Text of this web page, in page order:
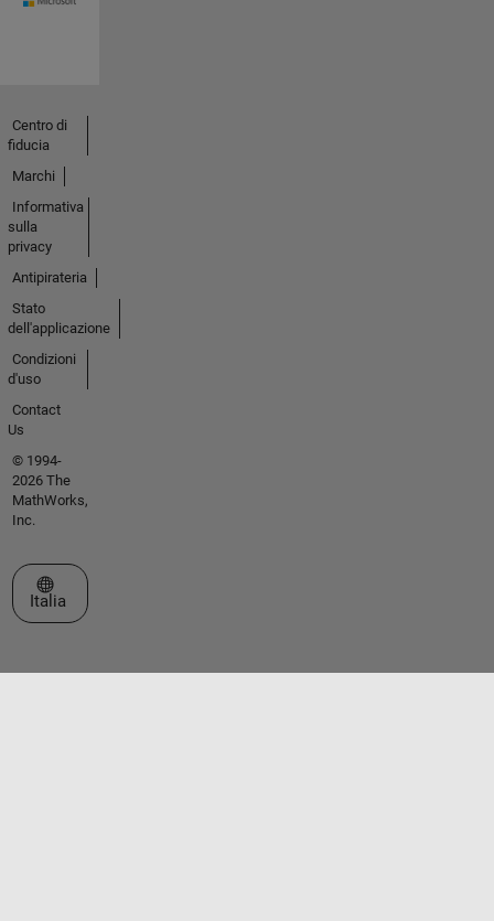
Centro di
fiducia
Marchi
Informativa
sulla
privacy
Antipirateria
Stato
dell'applicazione
Condizioni
d'uso
Contact
Us
© 1994-
2026 The
MathWorks,
Inc.
Seleziona un sito web
Italia